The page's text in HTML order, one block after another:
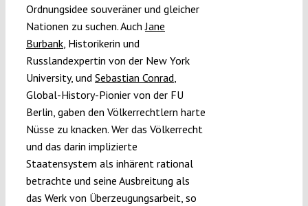
Ordnungsidee souveräner und gleicher
Nationen zu suchen. AuchJane
Burbank, Historikerin und
Russlandexpertin von der New York
University, und Sebastian Conrad,
Global-History-Pionier von der FU
Berlin, gaben den Völkerrechtlern harte
Nüsse zu knacken. Wer das Völkerrecht
und das darin implizierte
Staatensystem als inhärent rational
betrachte und seine Ausbreitung als
das Werk von Überzeugungsarbeit, so